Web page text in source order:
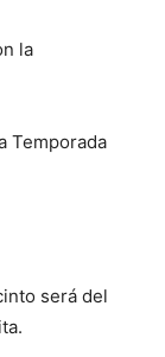
la
Temporada
será del